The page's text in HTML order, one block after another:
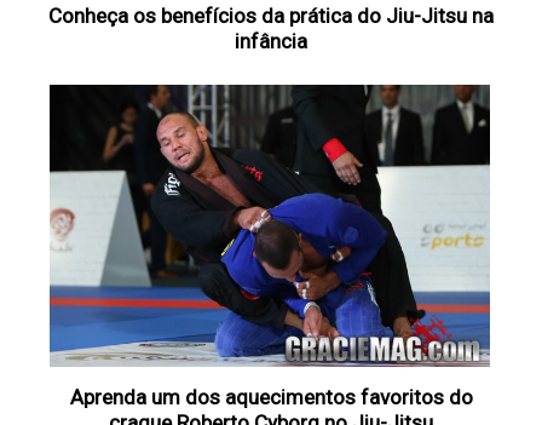
Conheça os benefícios da prática do Jiu-Jitsu na
infância
Aprenda um dos aquecimentos favoritos do